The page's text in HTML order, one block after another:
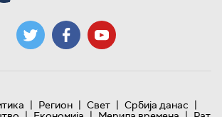
| Регион | Свет | Србија данас |